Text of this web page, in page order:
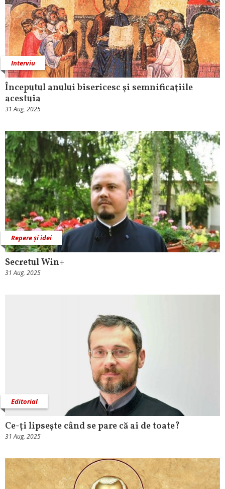
Interviu
Începutul anului bisericesc şi semnificaţiile
acestuia
31 Aug, 2025
Repere și idei
Secretul Win+
31 Aug, 2025
Editorial
Ce-ţi lipseşte când se pare că ai de toate?
31 Aug, 2025